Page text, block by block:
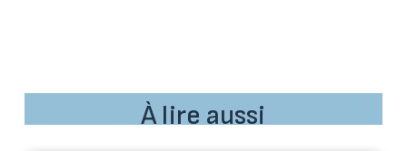
À lire aussi